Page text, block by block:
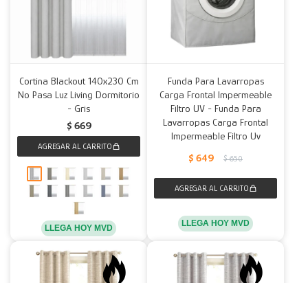
Cortina Blackout 140x230 Cm
No Pasa Luz Living Dormitorio
- Gris
$ 669
LLEGA HOY MVD
Funda Para Lavarropas
Carga Frontal Impermeable
Filtro UV - Funda Para
Lavarropas Carga Frontal
Impermeable Filtro Uv
$ 649 $ 650
LLEGA HOY MVD